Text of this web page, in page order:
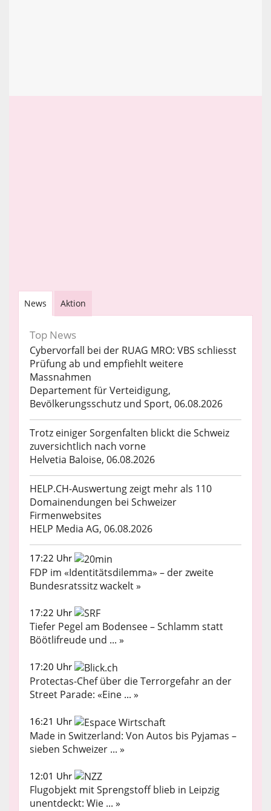
News Aktion
Top News
Cybervorfall bei der RUAG MRO: VBS schliesst
Prüfung ab und empfiehlt weitere
Massnahmen
Departement für Verteidigung,
Bevölkerungsschutz und Sport, 06.08.2026
Trotz einiger Sorgenfalten blickt die Schweiz
zuversichtlich nach vorne
Helvetia Baloise, 06.08.2026
HELP.CH-Auswertung zeigt mehr als 110
Domainendungen bei Schweizer
Firmenwebsites
HELP Media AG, 06.08.2026
17:22 Uhr
FDP im «Identitätsdilemma» – der zweite
Bundesratssitz wackelt »
17:22 Uhr
Tiefer Pegel am Bodensee – Schlamm statt
Böötlifreude und ... »
17:20 Uhr
Protectas-Chef über die Terrorgefahr an der
Street Parade: «Eine ... »
16:21 Uhr
Made in Switzerland: Von Autos bis Pyjamas –
sieben Schweizer ... »
12:01 Uhr
Flugobjekt mit Sprengstoff blieb in Leipzig
unentdeckt: Wie ... »